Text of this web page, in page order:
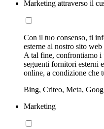
Marketing attraverso il
Con il tuo consenso, ti
esterne al nostro sito
A tal fine, confrontiamo i
seguenti fornitori esterni
online, a condizione che
Bing, Criteo, Meta,
Marketing